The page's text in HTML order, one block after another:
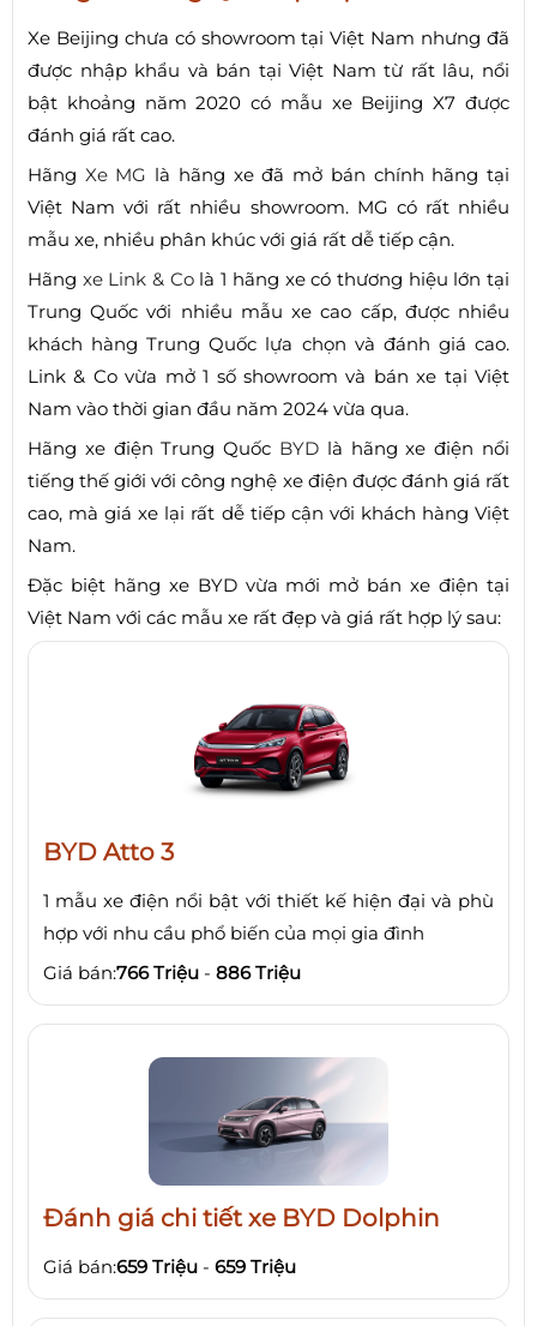
Xe Beijing chưa có showroom tại Việt Nam nhưng đã
được nhập khẩu và bán tại Việt Nam từ rất lâu, nổi
bật khoảng năm 2020 có mẫu xe Beijing X7 được
đánh giá rất cao.
Hãng Xe MG là hãng xe đã mở bán chính hãng tại
Việt Nam với rất nhiều showroom. MG có rất nhiều
mẫu xe, nhiều phân khúc với giá rất dễ tiếp cận.
Hãng xe Link & Colà 1 hãng xe có thương hiệu lớn tại
Trung Quốc với nhiều mẫu xe cao cấp, được nhiều
khách hàng Trung Quốc lựa chọn và đánh giá cao.
Link & Co vừa mở 1 số showroom và bán xe tại Việt
Nam vào thời gian đầu năm 2024 vừa qua.
Hãng xe điện Trung Quốc BYD là hãng xe điện nổi
tiếng thế giới với công nghệ xe điện được đánh giá rất
cao, mà giá xe lại rất dễ tiếp cận với khách hàng Việt
Nam.
Đặc biệt hãng xe BYD vừa mới mở bán xe điện tại
Việt Nam với các mẫu xe rất đẹp và giá rất hợp lý sau:
BYD Atto 3
1 mẫu xe điện nổi bật với thiết kế hiện đại và phù
hợp với nhu cầu phổ biến của mọi gia đình
Giá bán:766 Triệu - 886 Triệu
Đánh giá chi tiết xe BYD Dolphin
Giá bán:659 Triệu - 659 Triệu